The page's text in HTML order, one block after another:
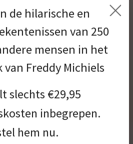
in de
van
Michiels
bieden wij u een
van Freddy
kennen hem als
hoofdredacteur
de hilarische en
van 250
mensen in het
van Freddy Michiels
slechts €29,95
inbegrepen.
hem nu.